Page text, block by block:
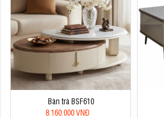
Bàn trà BSF610
8.160.000 VNĐ